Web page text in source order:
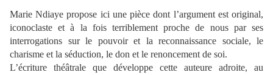
Marie Ndiaye propose ici une pièce dont l’argument est original,
iconoclaste et à la fois terriblement proche de nous par ses
interrogations sur le pouvoir et la reconnaissance sociale, le
charisme et la séduction, le don et le renoncement de soi.
L’écriture théâtrale que développe cette auteure adroite, au